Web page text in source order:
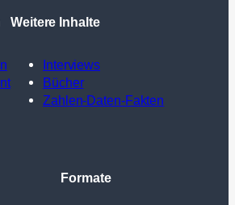
Weitere Inhalte
Interviews
Bücher
Zahlen-Daten-Fakten
Formate